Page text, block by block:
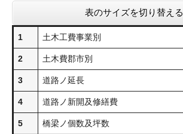
表のサイズを切り替える
1 土木工費事業別
2 土木費郡市別
3 道路ノ延長
4 道路ノ新開及修繕費
5 橋梁ノ個数及坪数